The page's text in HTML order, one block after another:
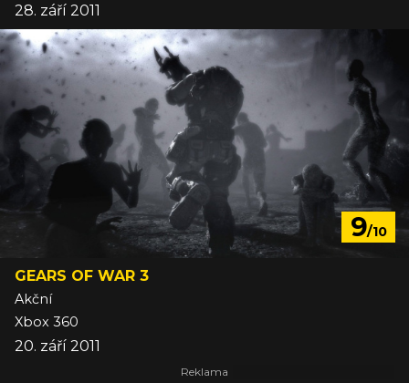
28. září 2011
9/10
GEARS OF WAR 3
Akční
Xbox 360
20. září 2011